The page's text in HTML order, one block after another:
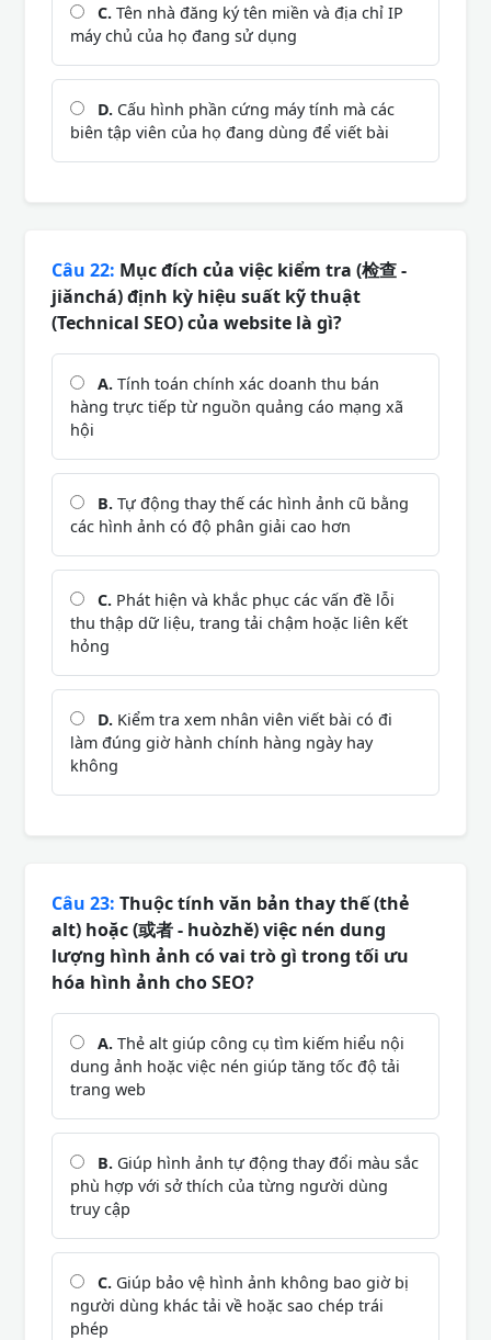
C. Tên nhà đăng ký tên miền và địa chỉ IP
máy chủ của họ đang sử dụng
D. Cấu hình phần cứng máy tính mà các
biên tập viên của họ đang dùng để viết bài
Câu 22: Mục đích của việc kiểm tra (检查 -
jiǎnchá) định kỳ hiệu suất kỹ thuật
(Technical SEO) của website là gì?
A. Tính toán chính xác doanh thu bán
hàng trực tiếp từ nguồn quảng cáo mạng xã
hội
B. Tự động thay thế các hình ảnh cũ bằng
các hình ảnh có độ phân giải cao hơn
C. Phát hiện và khắc phục các vấn đề lỗi
thu thập dữ liệu, trang tải chậm hoặc liên kết
hỏng
D. Kiểm tra xem nhân viên viết bài có đi
làm đúng giờ hành chính hàng ngày hay
không
Câu 23: Thuộc tính văn bản thay thế (thẻ
alt) hoặc (或者 - huòzhě) việc nén dung
lượng hình ảnh có vai trò gì trong tối ưu
hóa hình ảnh cho SEO?
A. Thẻ alt giúp công cụ tìm kiếm hiểu nội
dung ảnh hoặc việc nén giúp tăng tốc độ tải
trang web
B. Giúp hình ảnh tự động thay đổi màu sắc
phù hợp với sở thích của từng người dùng
truy cập
C. Giúp bảo vệ hình ảnh không bao giờ bị
người dùng khác tải về hoặc sao chép trái
phép